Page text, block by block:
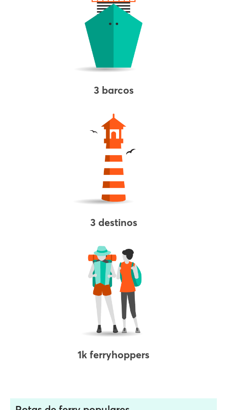
3 barcos
3 destinos
1k ferryhoppers